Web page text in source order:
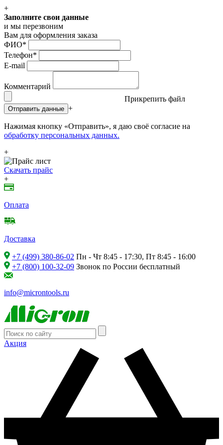
+
Заполните свои данные
и мы перезвоним
Вам для оформления заказа
ФИО*
Телефон*
E-mail
Комментарий
Прикрепить файл
Отправить данные +
Нажимая кнопку «Отправить», я даю своё согласие на
обработку персональных данных.
+
Скачать прайс
+
Оплата
Доставка
+7 (499) 380-86-02 Пн - Чт 8:45 - 17:30, Пт 8:45 - 16:00
+7 (800) 100-32-09 Звонок по России бесплатный
info@microntools.ru
Акция